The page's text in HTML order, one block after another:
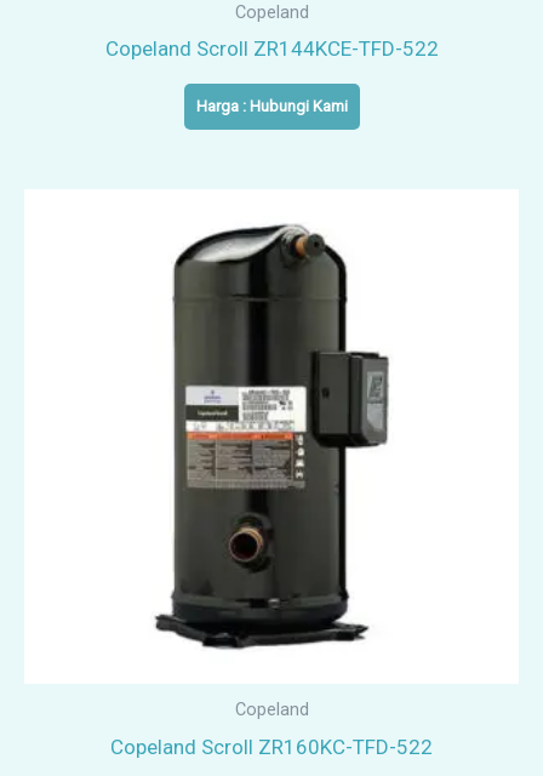
Copeland
Copeland Scroll ZR144KCE-TFD-522
Harga : Hubungi Kami
Copeland
Copeland Scroll ZR160KC-TFD-522